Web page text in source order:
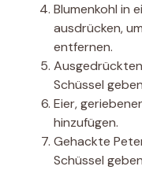
Blumenkohl in
ausdrücken,
entfernen.
Schüssel
Eier,
hinzufügen.
Gehackte
Schüssel